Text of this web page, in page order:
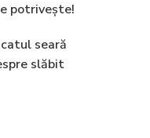
potrivește!
seară
slăbit